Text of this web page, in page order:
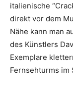
italienische
direkt vor dem
Nähe kann man
des Künstlers
Exemplare
Fernsehturms im